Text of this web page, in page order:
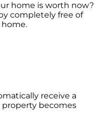
home is worth now?
completely free of
home.
receive a
property becomes